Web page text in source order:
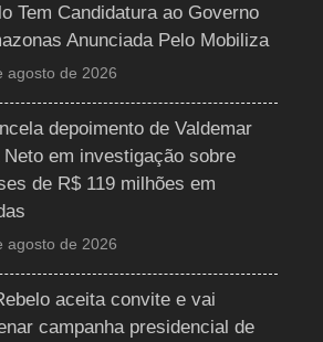
Tem Candidatura ao Governo
Anunciada Pelo Mobiliza
agosto de 2026
depoimento de Valdemar
Neto em investigação sobre
de R$ 119 milhões em
agosto de 2026
aceita convite e vai
campanha presidencial de